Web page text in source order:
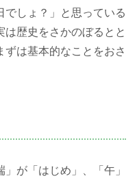
でしょ？」と思っている
歴史をさかのぼるとと
は基本的なことをおさ
が「はじめ」、「午」